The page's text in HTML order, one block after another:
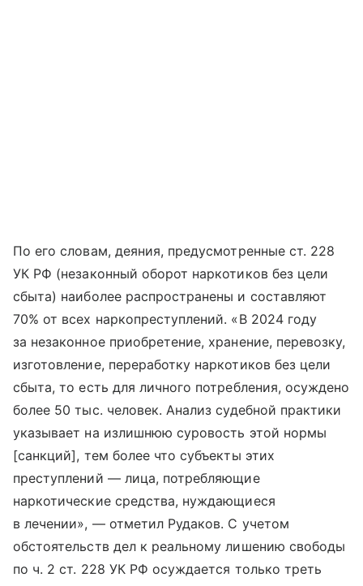
По его словам, деяния, предусмотренные ст. 228
УК РФ (незаконный оборот наркотиков без цели
сбыта) наиболее распространены и составляют
70% от всех наркопреступлений. «В 2024 году
за незаконное приобретение, хранение, перевозку,
изготовление, переработку наркотиков без цели
сбыта, то есть для личного потребления, осуждено
более 50 тыс. человек. Анализ судебной практики
указывает на излишнюю суровость этой нормы
[санкций], тем более что субъекты этих
преступлений — лица, потребляющие
наркотические средства, нуждающиеся
в лечении», — отметил Рудаков. С учетом
обстоятельств дел к реальному лишению свободы
по ч. 2 ст. 228 УК РФ осуждается только треть